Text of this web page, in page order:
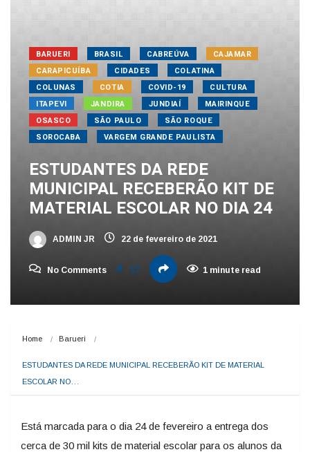
BARUERI BRASIL CABREÚVA
CAJAMAR
CARAPICUÍBA
CIDADES
COLATINA
COLUNAS
COTIA COVID-19
CULTURA
ITAPEVI
JANDIRA JUNDIAÍ
MAIRINQUE
OSASCO
SÃO PAULO
SÃO ROQUE
SOROCABA
VARGEM GRANDE PAULISTA
ESTUDANTES DA REDE
MUNICIPAL RECEBERÃO KIT DE
MATERIAL ESCOLAR NO DIA 24
ADMIN JR 22 de fevereiro de 2021
No Comments 17 1 minute read
Home Barueri
ESTUDANTES DA REDE MUNICIPAL RECEBERÃO KIT DE MATERIAL
ESCOLAR NO…
Está marcada para o dia 24 de fevereiro a entrega dos
cerca de 30 mil kits de material escolar para os alunos da